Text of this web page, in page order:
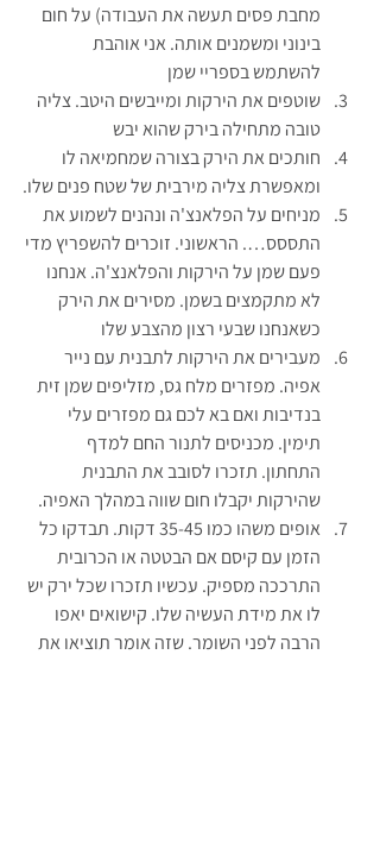
מחבת פסים תעשה את העבודה) על חום
בינוני ומשמנים אותה. אני אוהבת
להשתמש בספריי שמן
שוטפים את הירקות ומייבשים היטב. צליה
טובה מתחילה בירק שהוא יבש
חותכים את הירק בצורה שמחמיאה לו
ומאפשרת צליה מירבית של שטח פנים שלו.
מניחים על הפלאנצ'ה ונהנים לשמוע את
התססס…. הראשוני. זוכרים להשפריץ מדי
פעם שמן על הירקות והפלאנצ'ה. אנחנו
לא מתקמצים בשמן. מסירים את הירק
כשאנחנו שבעי רצון מהצבע שלו
מעבירים את הירקות לתבנית עם נייר
אפיה. מפזרים מלח גס, מזליפים שמן זית
בנדיבות ואם בא לכם גם מפזרים עלי
תימין. מכניסים לתנור החם למדף
התחתון. תזכרו לסובב את התבנית
שהירקות יקבלו חום שווה במהלך האפיה.
אופים משהו כמו 35-45 דקות. תבדקו כל
הזמן עם קיסם אם הבטטה או הכרובית
התרככה מספיק. עכשיו תזכרו שכל ירק יש
לו את מידת העשיה שלו. קישואים יאפו
הרבה לפני השומר. שזה אומר תוציאו את